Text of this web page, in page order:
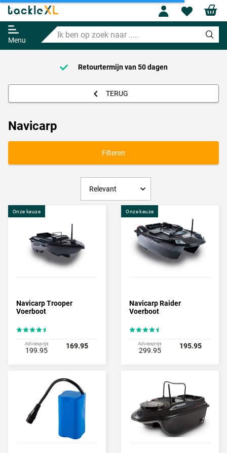
Menu
Ik
ben
op
naar
Profile
Retourtermijn van 50 dagen
TERUG
Navicarp
Filteren
Onze keuze
Navicarp Trooper
Voerboot
Adviesprijs
199.95
169.95
Onze keuze
Navicarp Raider
Voerboot
Adviesprijs
299.95
195.95